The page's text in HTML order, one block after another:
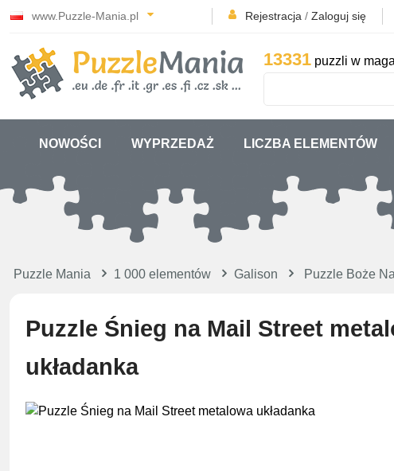
www.Puzzle-Mania.pl Rejestracja / Zaloguj się
13331 puzzli w
NOWOŚCI WYPRZEDAŻ LICZBA ELEMENTÓW
Puzzle Mania 1 000 elementów Galison Puzzle Boże
Puzzle Śnieg na Mail Street
układanka